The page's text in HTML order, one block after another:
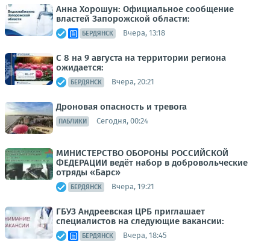
Анна Хорошун: Официальное сообщение
властей Запорожской области:
БЕРДЯНСК Вчера, 13:18
С 8 на 9 августа на территории региона
ожидается:
БЕРДЯНСК Вчера, 20:21
Дроновая опасность и тревога
ПАБЛИКИ Сегодня, 00:24
МИНИСТЕРСТВО ОБОРОНЫ РОССИЙСКОЙ
ФЕДЕРАЦИИ ведёт набор в добровольческие
отряды «Барс»
БЕРДЯНСК Вчера, 19:21
ГБУЗ Андреевская ЦРБ приглашает
специалистов на следующие вакансии:
БЕРДЯНСК Вчера, 18:45